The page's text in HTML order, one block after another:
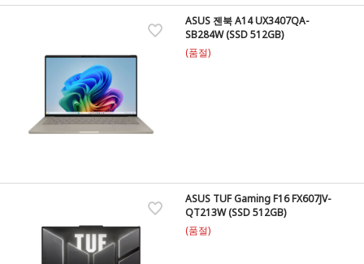
ASUS 젠북 A14 UX3407QA-
SB284W (SSD 512GB)
(품절)
ASUS TUF Gaming F16 FX607JV-
QT213W (SSD 512GB)
(품절)